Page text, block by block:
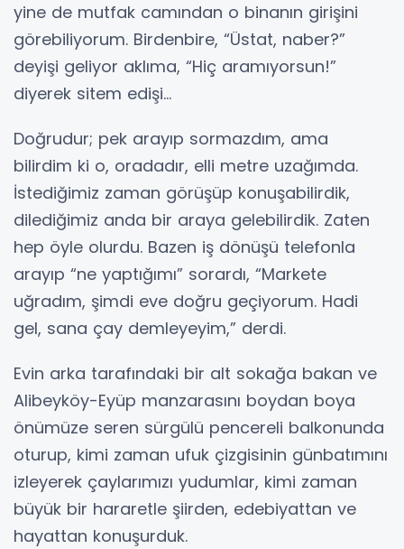
yine de mutfak camından o binanın girişini
görebiliyorum. Birdenbire, “Üstat, naber?”
deyişi geliyor aklıma, “Hiç aramıyorsun!”
diyerek sitem edişi…
Doğrudur; pek arayıp sormazdım, ama
bilirdim ki o, oradadır, elli metre uzağımda.
İstediğimiz zaman görüşüp konuşabilirdik,
dilediğimiz anda bir araya gelebilirdik. Zaten
hep öyle olurdu. Bazen iş dönüşü telefonla
arayıp “ne yaptığımı” sorardı, “Markete
uğradım, şimdi eve doğru geçiyorum. Hadi
gel, sana çay demleyeyim,” derdi.
Evin arka tarafındaki bir alt sokağa bakan ve
Alibeyköy-Eyüp manzarasını boydan boya
önümüze seren sürgülü pencereli balkonunda
oturup, kimi zaman ufuk çizgisinin günbatımını
izleyerek çaylarımızı yudumlar, kimi zaman
büyük bir hararetle şiirden, edebiyattan ve
hayattan konuşurduk.